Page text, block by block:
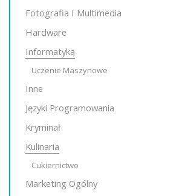
Fotografia I Multimedia
Hardware
Informatyka
Uczenie Maszynowe
Inne
Języki Programowania
Kryminał
Kulinaria
Cukiernictwo
Marketing Ogólny